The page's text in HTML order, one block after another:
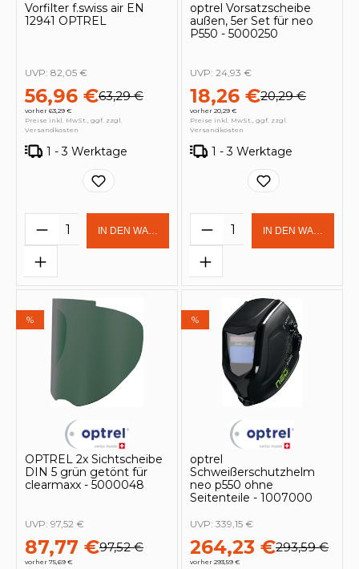
Vorfilter f.swiss air EN
12941 OPTREL
56,96 €63,29 €
vorher 63,29 €
UVP: 82,05 €
Preise inkl. MwSt., ggf. zzgl.
Versandkosten
1 - 3 Werktage
Produkt Anzahl: Gib den
IN DEN WARENKORB
optrel Vorsatzscheibe
außen, 5er Set für neo
P550 - 5000250
18,26 €20,29 €
vorher 20,29 €
UVP: 24,93 €
Preise inkl. MwSt., ggf. zzgl.
Versandkosten
1 - 3 Werktage
Produkt Anzahl:
IN DEN
%
OPTREL 2x Sichtscheibe
DIN 5 grün getönt für
clearmaxx - 5000048
87,77 €97,52 €
vorher 75,69 €
UVP: 97,52 €
%
optrel
Schweißerschutzhelm
neo p550 ohne
Seitenteile - 1007000
264,23 €293,59 €
vorher 293,59 €
UVP: 339,15 €